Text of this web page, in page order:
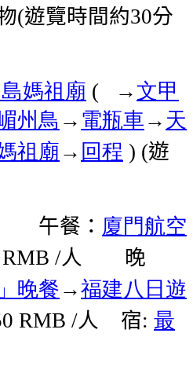
(遊覽時間約30分
媽祖廟 ( →文甲
州鳥 →電瓶車→天
祖廟→回程 ) (遊
午餐： 廈門航空
/人 晚
晚餐→福建八日遊
RMB /人 宿: 最